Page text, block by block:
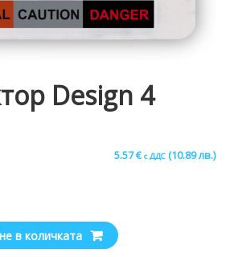
Design 4
5.57€ с ДДС (10.89 лв.)
в количката